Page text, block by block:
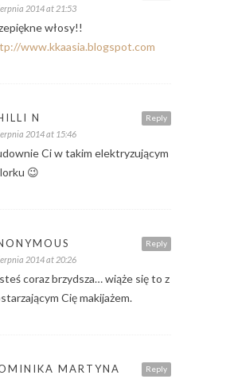
2014 at 21:53
włosy!!
www.kkaasia.blogspot.com
Reply
N
2014 at 15:46
Ci w takim elektryzującym
😉
Reply
2014 at 20:26
coraz brzydsza… wiąże się to z
Cię makijażem.
Reply
MARTYNA